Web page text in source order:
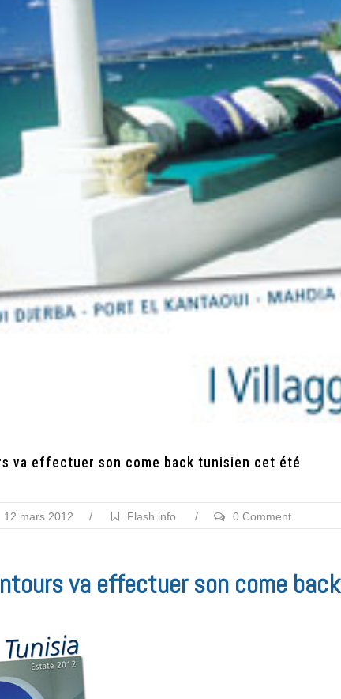
va effectuer son come back tunisien cet été
12 mars 2012 / Flash info / 0 Comment
va effectuer son come